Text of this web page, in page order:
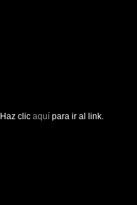
Haz clic aquí para ir al link.